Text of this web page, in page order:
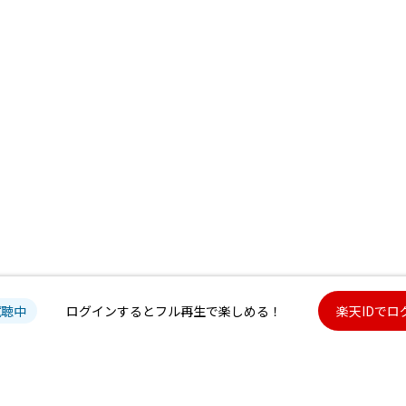
中 ログインするとフル再生で楽しめる！ 楽天IDでロ